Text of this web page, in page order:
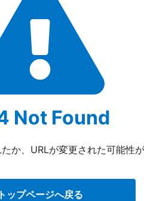
Not Found
か、URLが変更された可能性が
ップページへ戻る